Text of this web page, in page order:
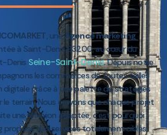
, uneAgence marketing
à Saint-Denis 93200, au cœur du
Denis Seine-Saint-Denis. Depuis notre
les commerces de toutes tailles
digitale grâce à une palette de stratégies
le terrain. Nous croyons que chaque projet
une réflexion adaptée, c’est pourquoi
propose des services totalement ciblés.